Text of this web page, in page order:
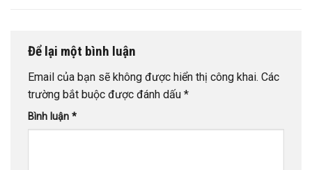
Để lại một bình luận
Email của bạn sẽ không được hiển thị công khai. Các
trường bắt buộc được đánh dấu *
Bình luận *